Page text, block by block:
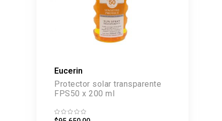
Eucerin
Protector solar transparente
FPS50 x 200 ml